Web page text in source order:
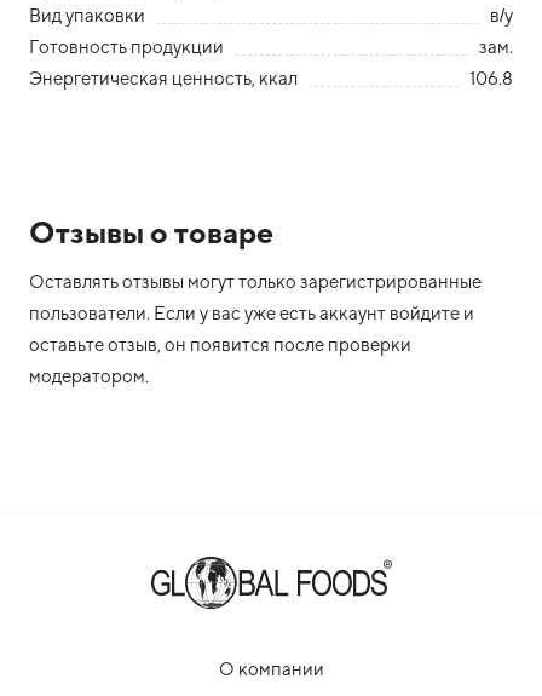
Вид упаковки
в/у
Готовность продукции
зам.
Энергетическая ценность, ккал
106.8
Отзывы о товаре
Оставлять отзывы могут только зарегистрированные
пользователи. Если у вас уже есть аккаунт войдите и
оставьте отзыв, он появится после проверки
модератором.
О компании